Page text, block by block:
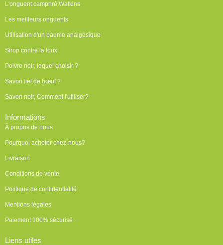
L'onguent camphré Watkins
Les meilleurs onguents
Utilisation d'un baume analgésique
Sirop contre la toux
Poivre noir, lequel choisir ?
Savon fiel de bœuf ?
Savon noir, Comment l'utiliser?
Informations
À propos de nous
Pourquoi acheter chez-nous?
Livraison
Conditions de vente
Politique de confidentialité
Mentions légales
Paiement 100% sécurisé
Liens utiles